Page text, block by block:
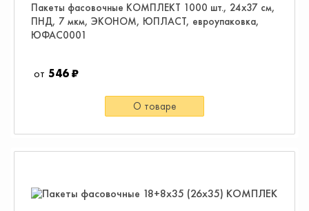
Пакеты фасовочные КОМПЛЕКТ 1000 шт., 24х37 см,
ПНД, 7 мкм, ЭКОНОМ, ЮПЛАСТ, евроупаковка,
ЮФАС0001
546 ₽
О товаре